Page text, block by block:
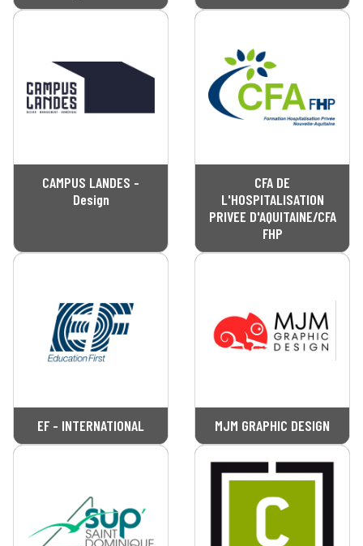
CAMPUS LANDES -
Design
CFA DE
L'HOSPITALISATION
PRIVEE D'AQUITAINE/CFA
FHP
EF - INTERNATIONAL MJM GRAPHIC DESIGN